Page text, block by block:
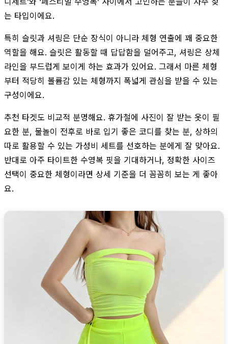
는 타입이에요.
특히 슬릿과 셔링은 단순 장식이 아니라 체형 연출에 꽤 중요한
역할을 해요. 슬릿은 활동할 때 답답함을 덜어주고, 셔링은 상체
라인을 부드럽게 보이게 하는 효과가 있어요. 그래서 마른 체형
부터 적당히 볼륨감 있는 체형까지 폭넓게 관심을 받을 수 있는
구성이에요.
추천 타겟도 비교적 분명해요. 휴가철에 사진이 잘 받는 옷이 필
요한 분, 물놀이 전후로 바로 입기 좋은 코디를 찾는 분, 상하의
따로 활용할 수 있는 가성비 세트를 선호하는 분에게 잘 맞아요.
반대로 아주 타이트한 수영복 핏을 기대하거나, 정확한 사이즈
선택이 중요한 체형이라면 상세 기준을 더 꼼꼼히 보는 게 좋아
요.